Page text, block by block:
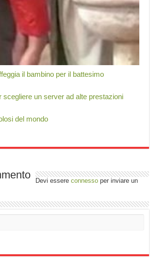
il bambino per il battesimo
scegliere un server ad alte prestazioni
del mondo
Devi essereconnesso per inviare un